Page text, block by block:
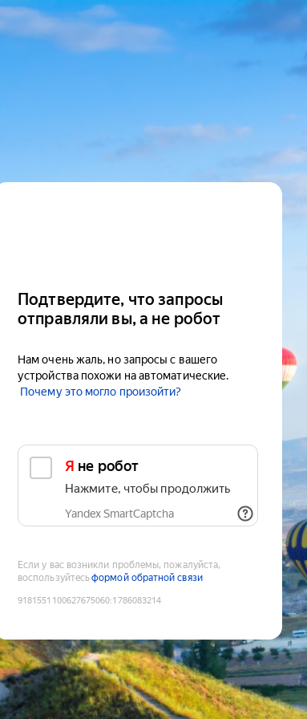
Подтвердите, что запросы
отправляли вы, а не робот
Нам очень жаль, но запросы с вашего
устройства похожи на автоматические.
Почему это могло произойти?
Я не робот
Нажмите, чтобы продолжить
Yandex SmartCaptcha
Если у вас возникли проблемы, пожалуйста,
воспользуйтесьформой обратной связи
9181551100627675060:1786083214